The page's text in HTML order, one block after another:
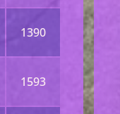
1390
1593